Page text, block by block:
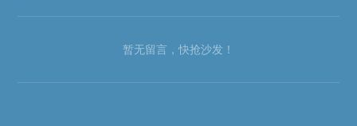
暂无留言，快抢沙发！